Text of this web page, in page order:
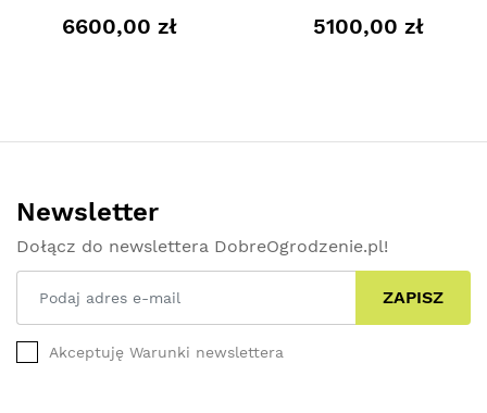
6600,00 zł 5100,00 zł
Newsletter
Dołącz do newslettera DobreOgrodzenie.pl!
ZAPISZ
Akceptuję Warunki newslettera